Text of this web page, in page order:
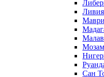
Ливия
Сан